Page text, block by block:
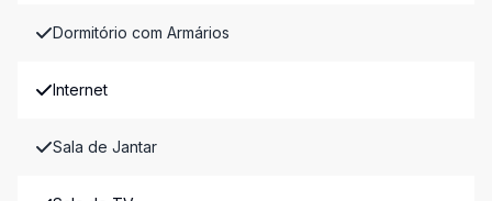
Dormitório com Armários
Internet
Sala de Jantar